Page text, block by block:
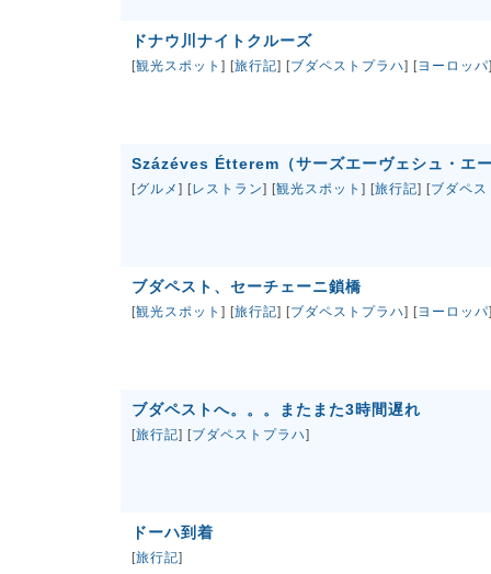
ドナウ川ナイトクルーズ
[観光スポット ] [旅行記] [ブダペストプラハ] [ヨーロッパ
Százéves Étterem（サーズエーヴェシュ・エ
[グルメ ] [レストラン] [観光スポット ] [旅行記] [ブダペ
ブダペスト、セーチェーニ鎖橋
[観光スポット ] [旅行記] [ブダペストプラハ] [ヨーロッパ
ブダペストへ。。。またまた3時間遅れ
[旅行記] [ブダペストプラハ]
ドーハ到着
[旅行記]